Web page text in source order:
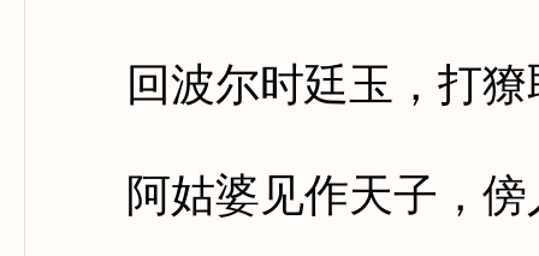
回波尔时廷玉，打獠
阿姑婆见作天子，傍